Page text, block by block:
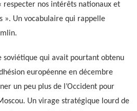
respecter nos intérêts nationaux et
». Un vocabulaire qui rappelle
soviétique qui avait pourtant obtenu
européenne en décembre
un peu plus de l’Occident pour
Un virage stratégique lourd de